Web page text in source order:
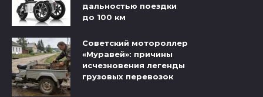
дальностью поездки
до 100 км
Советский мотороллер
«Муравей»: причины
исчезновения легенды
грузовых перевозок